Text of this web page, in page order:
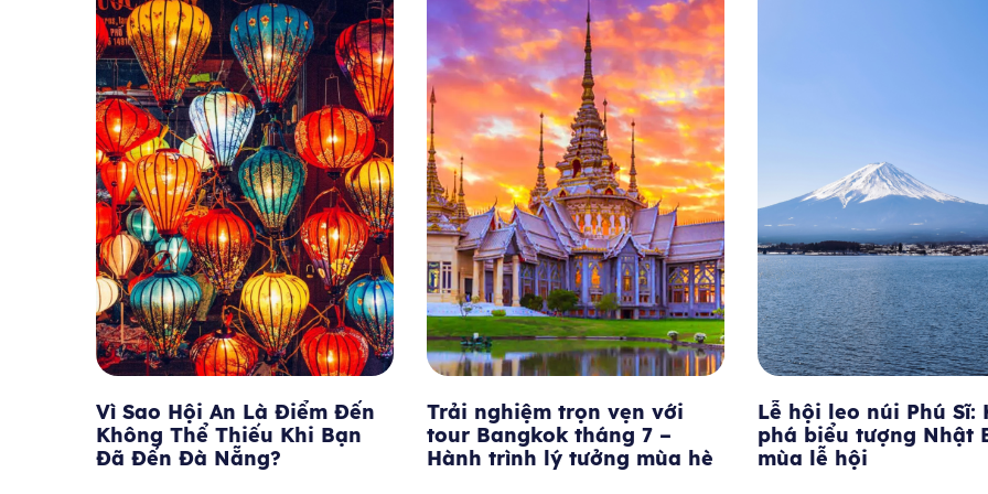
Trải nghiệm trọn vẹn với
tour Bangkok tháng 7 –
Hành trình lý tưởng mùa hè
Lễ hội leo núi Phú Sĩ: Khám
phá biểu tượng Nhật Bản
mùa lễ hội
Tháng 7 nên đi du
nào? Top điểm đến
hậu lý tưởng nhất